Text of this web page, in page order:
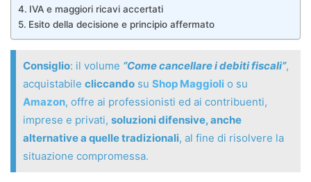
IVA e maggiori ricavi accertati
Esito della decisione e principio affermato
Consiglio: il volume “Come cancellare i debiti fiscali”,
acquistabile cliccando su Shop Maggioli o su
Amazon, offre ai professionisti ed ai contribuenti,
imprese e privati, soluzioni difensive, anche
alternative a quelle tradizionali, al fine di risolvere la
situazione compromessa.